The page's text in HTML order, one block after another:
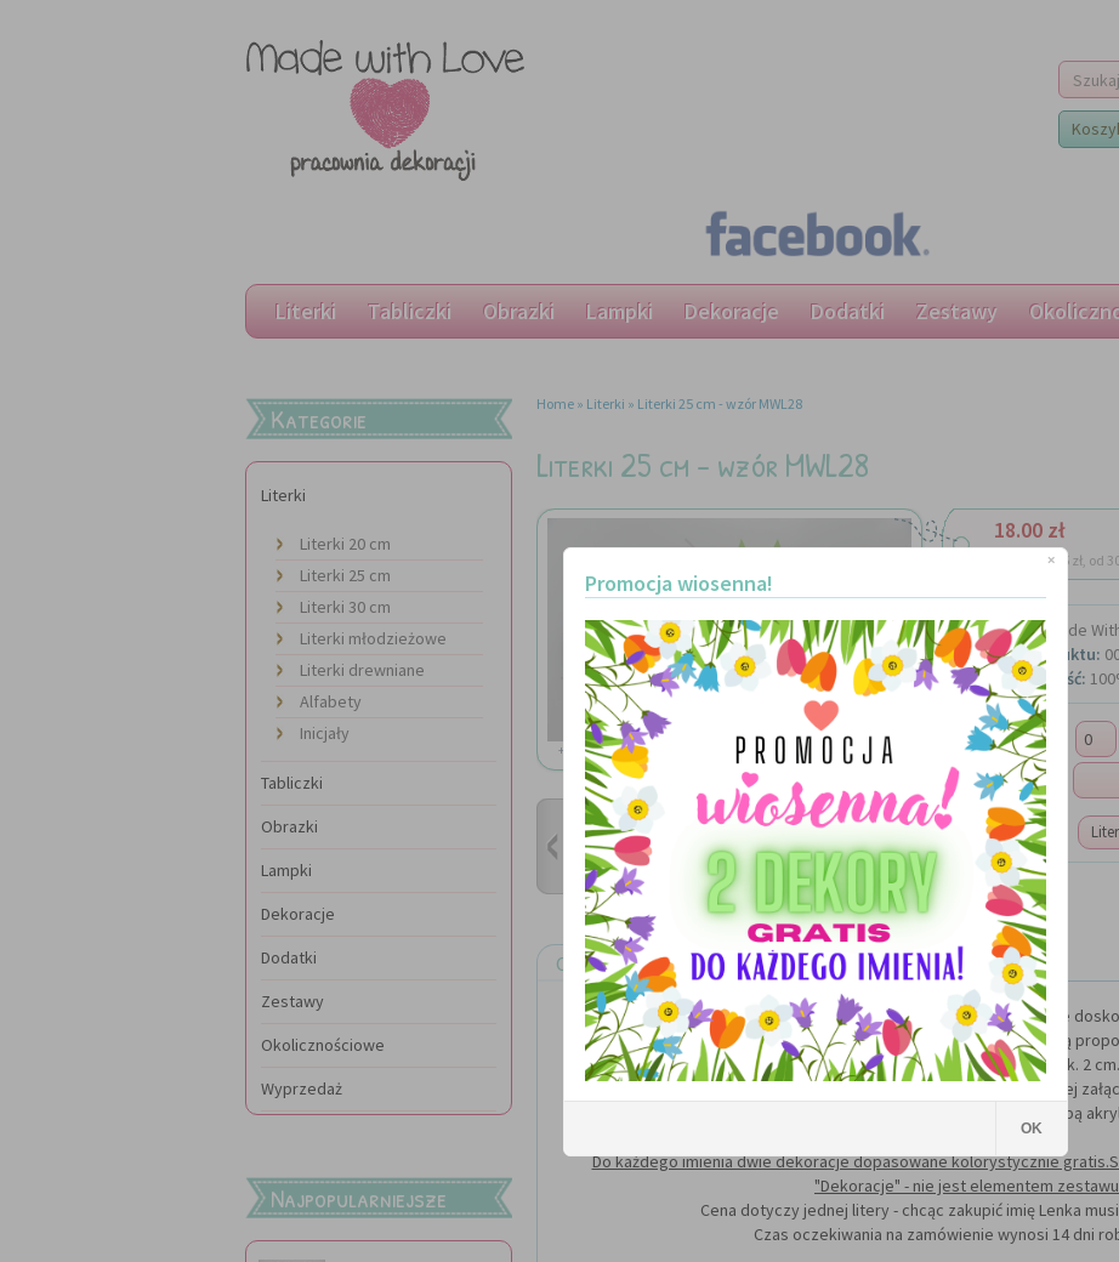
Literki Tabliczki Obrazki Lampki Dekoracje Dodatki Zestawy
Kategorie
Literki
Literki 20 cm
Literki 25 cm
Literki 30 cm
Literki młodzieżowe
Literki drewniane
Alfabety
Inicjały
Tabliczki
Obrazki
Lampki
Dekoracje
Dodatki
Zestawy
Okolicznościowe
Wyprzedaż
Najpopularniejsze
Home » Literki » Literki 25 cm - wzór MWL28
Literki 25 cm - wzór MWL28
+ ZOOM
18.00 zł
dostawa: 15 zł, od
Marka:Made
Kod produktu:
Dostępność:
Ilość:
Imię:
Rozmiar:
Opis produktu
Ręcznie wykonywane literki 3d tworzące dowolny napis i stanowiące
Wielkość pierwszej litery to 25 cm, kolejne są
Wykonane ze styroduru grubości ok. 2 cm.
Mocowanie liter odbywa się za pomoca taśmy dwustronnej
Litery malowane są wysokiej jakości farbą
Do każdego imienia dwie dekoracje dopasowane kolorystycznie
"Dekoracje" - nie jest elementem zestawu
Cena dotyczy jednej litery - chcąc zakupić imię Lenka
Czas oczekiwania na zamówienie wynosi 14 dni
×
Promocja wiosenna!
OK